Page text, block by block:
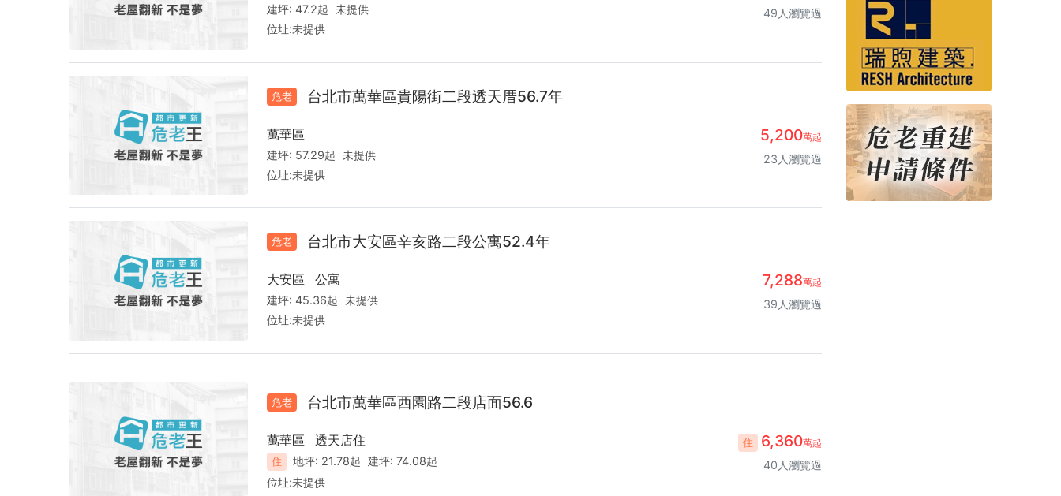
49人瀏覽過
建坪:47.2起 未提供
位址:未提供
危老 台北市萬華區貴陽街二段透天厝56.7年
5,200萬起
23人瀏覽過
萬華區
建坪: 57.29起 未提供
位址:未提供
危老 台北市大安區辛亥路二段公寓52.4年
7,288萬起
39人瀏覽過
大安區 公寓
建坪:45.36起 未提供
位址:未提供
危老 台北市萬華區西園路二段店面56.6
住 6,360萬起
40人瀏覽過
萬華區 透天店住
住 地坪: 21.78起 建坪:74.08起
位址:未提供